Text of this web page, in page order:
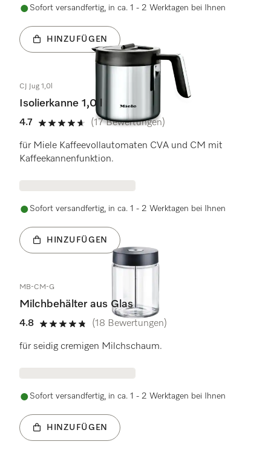
Sofort versandfertig, in ca. 1 - 2 Werktagen bei Ihnen
HINZUFÜGEN
CJ Jug 1,0l
Isolierkanne 1,0 l
4.7
4.7 von 5 Sternen
(17 Bewertungen)
für Miele Kaffeevollautomaten CVA und CM mit
Kaffeekannenfunktion.
Sofort versandfertig, in ca. 1 - 2 Werktagen bei Ihnen
HINZUFÜGEN
MB-CM-G
Milchbehälter aus Glas
4.8
4.8 von 5 Sternen
(18 Bewertungen)
für seidig cremigen Milchschaum.
Sofort versandfertig, in ca. 1 - 2 Werktagen bei Ihnen
HINZUFÜGEN